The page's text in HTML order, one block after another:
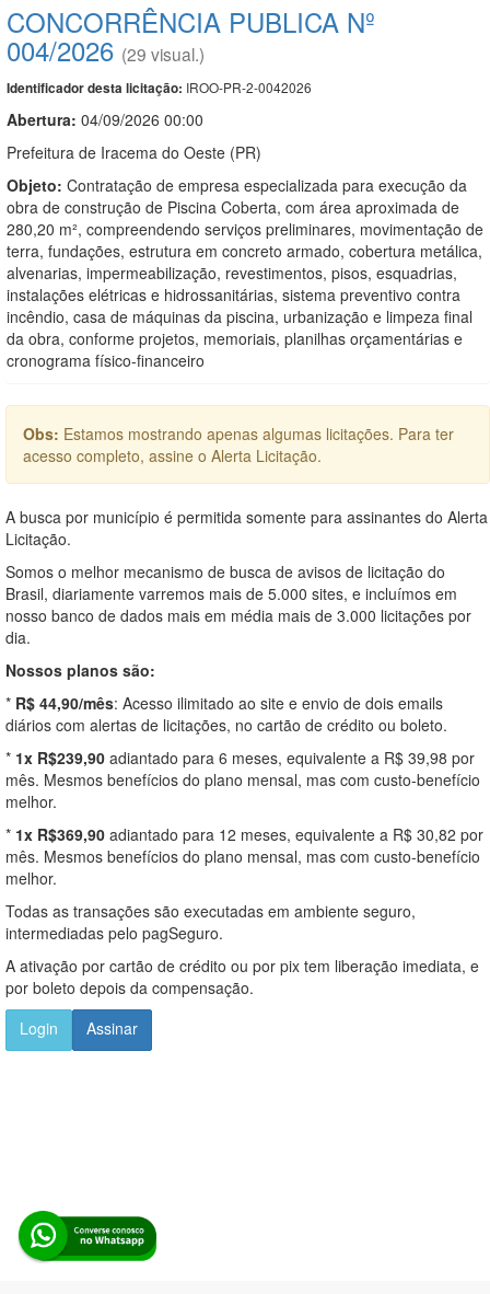
CONCORRÊNCIA PUBLICA Nº
004/2026 (29 visual.)
Identificador desta licitação: IROO-PR-2-0042026
Abertura: 04/09/2026 00:00
Prefeitura de Iracema do Oeste (PR)
Objeto: Contratação de empresa especializada para execução da
obra de construção de Piscina Coberta, com área aproximada de
280,20 m², compreendendo serviços preliminares, movimentação de
terra, fundações, estrutura em concreto armado, cobertura metálica,
alvenarias, impermeabilização, revestimentos, pisos, esquadrias,
instalações elétricas e hidrossanitárias, sistema preventivo contra
incêndio, casa de máquinas da piscina, urbanização e limpeza final
da obra, conforme projetos, memoriais, planilhas orçamentárias e
cronograma físico-financeiro
Obs: Estamos mostrando apenas algumas licitações. Para ter
acesso completo, assine o Alerta Licitação.
A busca por município é permitida somente para assinantes do Alerta
Licitação.
Somos o melhor mecanismo de busca de avisos de licitação do
Brasil, diariamente varremos mais de 5.000 sites, e incluímos em
nosso banco de dados mais em média mais de 3.000 licitações por
dia.
Nossos planos são:
* R$ 44,90/mês: Acesso ilimitado ao site e envio de dois emails
diários com alertas de licitações, no cartão de crédito ou boleto.
* 1x R$239,90 adiantado para 6 meses, equivalente a R$ 39,98 por
mês. Mesmos benefícios do plano mensal, mas com custo-benefício
melhor.
* 1x R$369,90 adiantado para 12 meses, equivalente a R$ 30,82 por
mês. Mesmos benefícios do plano mensal, mas com custo-benefício
melhor.
Todas as transações são executadas em ambiente seguro,
intermediadas pelo pagSeguro.
A ativação por cartão de crédito ou por pix tem liberação imediata, e
por boleto depois da compensação.
Login
Assinar